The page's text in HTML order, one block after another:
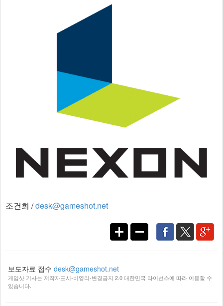
조건희 /desk@gameshot.net
보도자료 접수 desk@gameshot.net
게임샷 기사는 저작자표시-비영리-변경금지 2.0 대한민국 라이선스에 따라 이용할 수
있습니다.